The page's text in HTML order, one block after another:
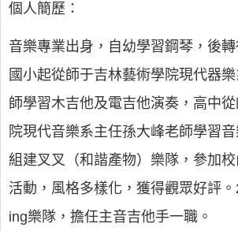
個人簡歷：
音樂專業出身，自幼學習鋼琴，後
國小起從師于吉林藝術學院現代器
師學習木吉他及電吉他演奏，高中
院現代音樂系主任孫大峰老師學習
組建叉叉（和諧產物）樂隊，參加
活動，風格多樣化，獲得觀眾好評
ing樂隊，擔任主音吉他手一職。